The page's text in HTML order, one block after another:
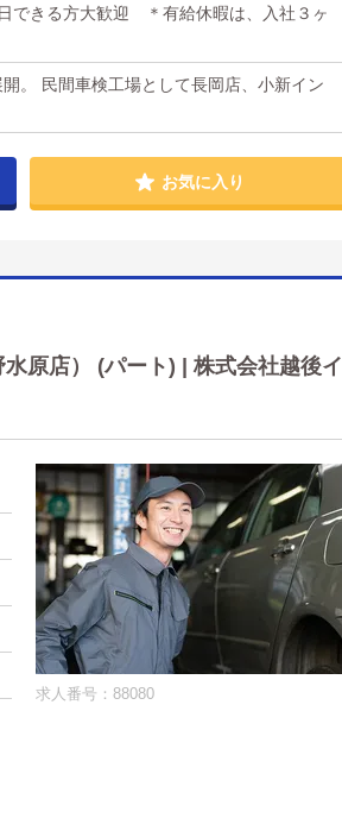
できる方大歓迎 ＊有給休暇は、入社３ヶ
。 民間車検工場として長岡店、小新イン
お気に入り
原店） (パート) | 株式会社越後イ
求人番号：88080